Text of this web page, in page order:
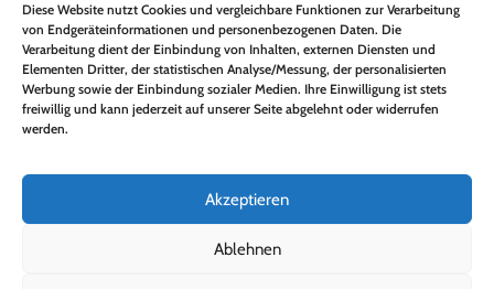
Diese Website nutzt Cookies und vergleichbare Funktionen zur Verarbeitung
von Endgeräteinformationen und personenbezogenen Daten. Die
Verarbeitung dient der Einbindung von Inhalten, externen Diensten und
Elementen Dritter, der statistischen Analyse/Messung, der personalisierten
Werbung sowie der Einbindung sozialer Medien. Ihre Einwilligung ist stets
freiwillig und kann jederzeit auf unserer Seite abgelehnt oder widerrufen
werden.
Akzeptieren
Ablehnen
Pressemitteilungen
Mitglied werden
Kontakt